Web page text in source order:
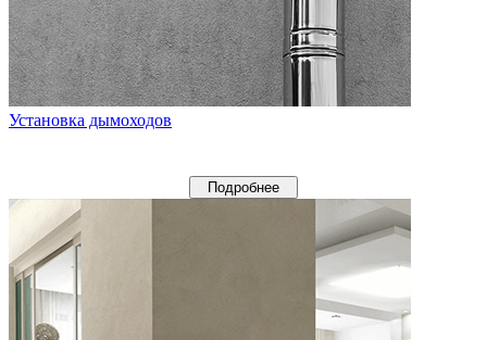
Установка дымоходов
Подробнее